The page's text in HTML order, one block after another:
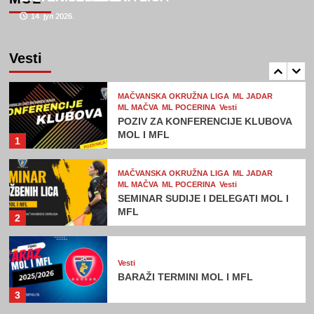
14. јул 2026.
14. јул 2026.
Vesti
5
1
MAČVANSKA OKRUŽNA LIGA ML JADAR
ML MAČVA ML POCERINA Vesti
POZIV ZA KONFERENCIJE KLUBOVA
MOL I MFL
2
MAČVANSKA OKRUŽNA LIGA ML JADAR
ML MAČVA ML POCERINA Vesti
SEMINAR SUDIJE I DELEGATI MOL I
MFL
3
Vesti
BARAŽI TERMINI MOL I MFL